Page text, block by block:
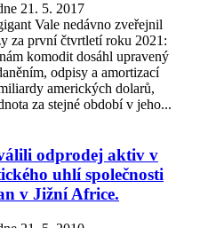
21. 5. 2017
Vale nedávno zveřejnil
za první čtvrtletí roku 2021:
komodit dosáhl upravený
odpisy a amortizací
amerických dolarů,
za stejné období v jeho...
odprodej aktiv v
uhlí společnosti
v Jižní Africe.